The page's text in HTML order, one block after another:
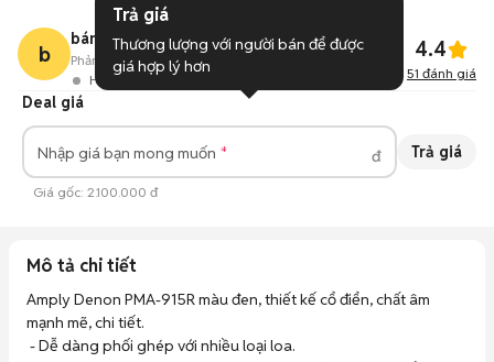
b
bán hàng Thanh Lý
Hoạt động 2 giờ trước
Phản hồi: 88%592 Đã bán 4.4
51 đánh giá
Deal giá
Nhập giá bạn mong muốn đ Trả giá
Giá gốc: 2.100.000 đ
Mô tả chi tiết
Amply Denon PMA-915R màu đen, thiết kế cổ điển, chất âm
mạnh mẽ, chi tiết.
Trả giá
Thương lượng với người bán để được
giá hợp lý hơn